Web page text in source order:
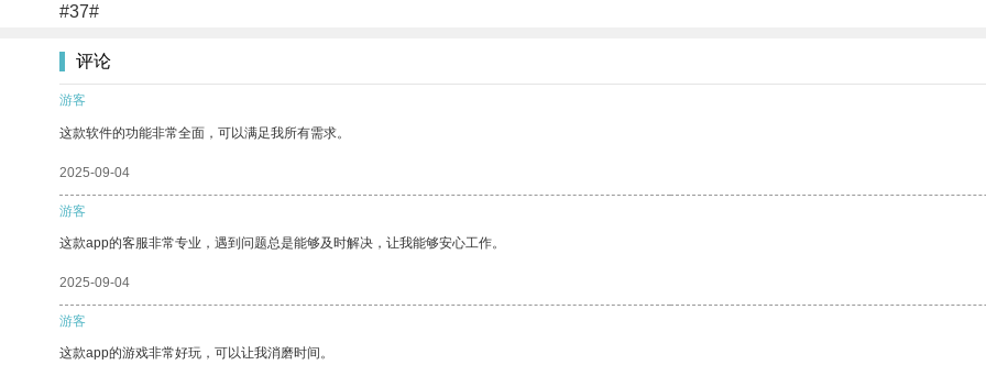
#37#
评论
游客
这款软件的功能非常全面，可以满足我所有需求。
2025-09-04
游客
这款app的客服非常专业，遇到问题总是能够及时解决，让我能够安心工作。
2025-09-04
游客
这款app的游戏非常好玩，可以让我消磨时间。